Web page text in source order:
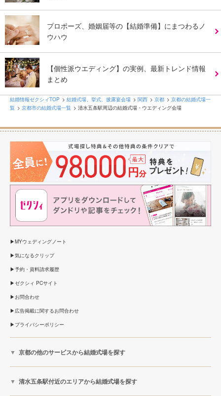
プロポーズ、婚姻届等の【結婚準備】にまつわるノ
ウハウ
【個性派ウエディング】の実例、最新トレンド情報
まとめ
結婚情報ゼクシィTOP 結婚式場、挙式、披露宴会場 関西 京都
京都の結婚式場一
覧
京都市の結婚式場一覧 清水五条駅周辺の結婚式場・ウエディング会場
MYウェディングノート
気になるクリップ
予約・資料請求履歴
ゼクシィ PCサイト
お問合わせ
広告掲載に関するお問合わせ
プライバシーポリシー
京都の他のサービスから結婚式場を探す
清水五条駅付近のエリアから結婚式場を探す